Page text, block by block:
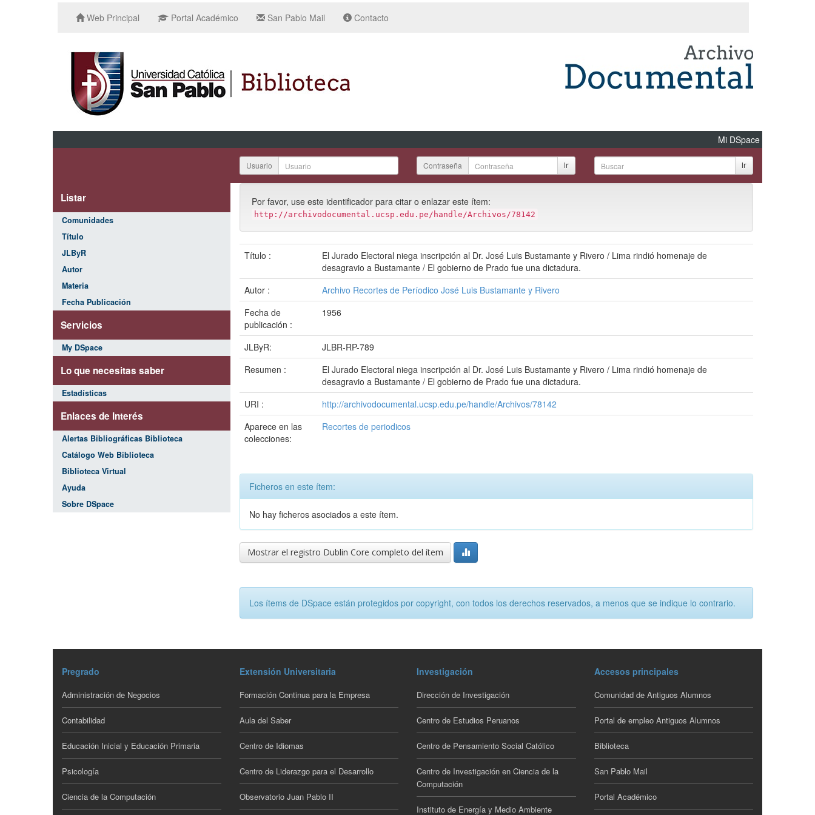
Web Principal Portal Académico San Pablo Mail Contacto
Mi DSpace
Usuario Contraseña Ir Ir
Listar
Comunidades
Título
JLByR
Autor
Materia
Fecha Publicación
Servicios
My DSpace
Lo que necesitas saber
Estadísticas
Enlaces de Interés
Alertas Bibliográficas Biblioteca
Catálogo Web Biblioteca
Biblioteca Virtual
Ayuda
Sobre DSpace
Por favor, use este identificador para citar o enlazar este ítem:
http://archivodocumental.ucsp.edu.pe/handle/Archivos/78142
Título :
El Jurado Electoral niega inscripción al Dr. José Luis Bustamante y Rivero / Lima rindió homenaje de
desagravio a Bustamante / El gobierno de Prado fue una dictadura.
Autor :
Archivo Recortes de Períodico José Luis Bustamante y Rivero
Fecha de
publicación :
1956
JLByR:
JLBR-RP-789
Resumen :
El Jurado Electoral niega inscripción al Dr. José Luis Bustamante y Rivero / Lima rindió homenaje de
desagravio a Bustamante / El gobierno de Prado fue una dictadura.
URI :
http://archivodocumental.ucsp.edu.pe/handle/Archivos/78142
Aparece en las
colecciones:
Recortes de periodicos
Ficheros en este ítem:
No hay ficheros asociados a este ítem.
Mostrar el registro Dublin Core completo del ítem
Los ítems de DSpace están protegidos por copyright, con todos los derechos reservados, a menos que se indique lo contrario.
Pregrado
Administración de Negocios
Contabilidad
Educación Inicial y Educación Primaria
Psicología
Ciencia de la Computación
Extensión Universitaria
Formación Continua para la Empresa
Aula del Saber
Centro de Idiomas
Centro de Liderazgo para el Desarrollo
Observatorio Juan Pablo II
Investigación
Dirección de Investigación
Centro de Estudios Peruanos
Centro de Pensamiento Social Católico
Centro de Investigación en Ciencia de la
Computación
Instituto de Energía y Medio Ambiente
Accesos principales
Comunidad de Antiguos Alumnos
Portal de empleo Antiguos Alumnos
Biblioteca
San Pablo Mail
Portal Académico